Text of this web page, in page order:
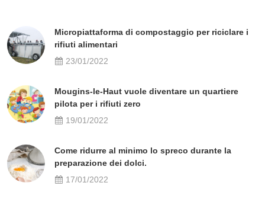
Micropiattaforma di compostaggio per riciclare i
rifiuti alimentari
23/01/2022
Mougins-le-Haut vuole diventare un quartiere
pilota per i rifiuti zero
19/01/2022
Come ridurre al minimo lo spreco durante la
preparazione dei dolci.
17/01/2022